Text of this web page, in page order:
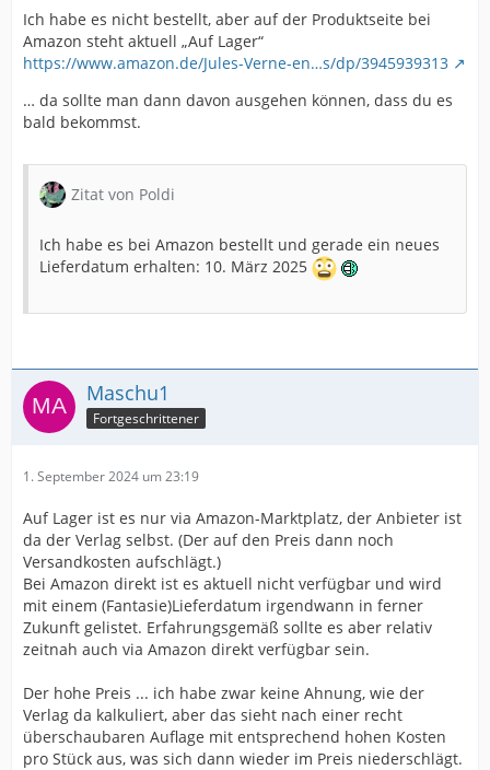
Ich habe es nicht bestellt, aber auf der Produktseite bei
Amazon steht aktuell „Auf Lager“
https://www.amazon.de/Jules-Verne-en…s/dp/3945939313
… da sollte man dann davon ausgehen können, dass du es
bald bekommst.
Zitat von Poldi
Ich habe es bei Amazon bestellt und gerade ein neues
Lieferdatum erhalten: 10. März 2025
Maschu1
Fortgeschrittener
1. September 2024 um 23:19
Auf Lager ist es nur via Amazon-Marktplatz, der Anbieter ist
da der Verlag selbst. (Der auf den Preis dann noch
Versandkosten aufschlägt.)
Bei Amazon direkt ist es aktuell nicht verfügbar und wird
mit einem (Fantasie)Lieferdatum irgendwann in ferner
Zukunft gelistet. Erfahrungsgemäß sollte es aber relativ
zeitnah auch via Amazon direkt verfügbar sein.
Der hohe Preis ... ich habe zwar keine Ahnung, wie der
Verlag da kalkuliert, aber das sieht nach einer recht
überschaubaren Auflage mit entsprechend hohen Kosten
pro Stück aus, was sich dann wieder im Preis niederschlägt.